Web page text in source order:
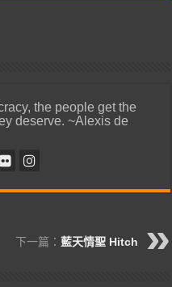
the people get the
deserve. ~Alexis de
下一篇： 藍天情聖 Hitch